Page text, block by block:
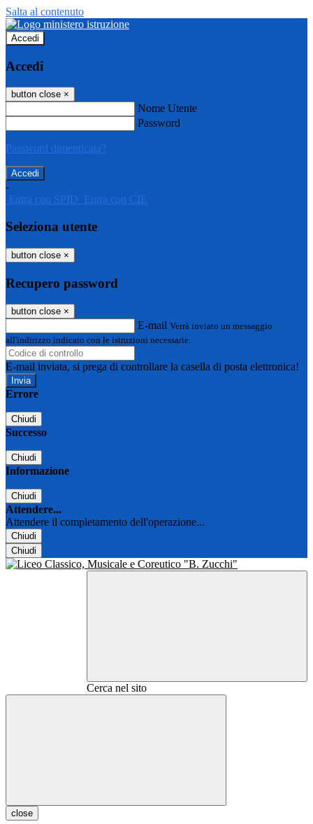
Salta al contenuto
Accedi
Accedi
button close ×
Nome Utente
Password
Password dimenticata?
-
Entra con SPID Entra con CIE
Seleziona utente
button close ×
Recupero password
button close ×
E-mail Verrà inviato un messaggio
all'indirizzo indicato con le istruzioni necessarie.
E-mail inviata, si prega di controllare la casella di posta elettronica!
Errore
Chiudi
Successo
Chiudi
Informazione
Chiudi
Attendere...
Attendere il completamento dell'operazione...
Chiudi
Chiudi
Cerca nel sito
close